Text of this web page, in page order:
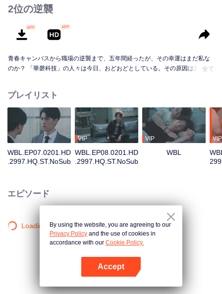
2位の逆襲
青春キャンパスから職場の逆襲まで、五年間経ったが、その幸運はまだ私な
のか？ 「華磬科技」の人々は今日、おどおどとしている。その原因は買収さ
きない。さらに整合に派遣されている担当者は人を殺してもまばたきもしな
いような冷酷な人だと聞いて、もっと心配することになる。 シュウ・ショイ
ツは怒り目で、気楽ようなコウ・シトクに睨んでいて、五年の間に、二人の
男の子が男に成長した。シュウ・ショイツは若い時の軽はずみの感情を十分
に認識できて、负けず嫌いな彼は気がないなら、別れると決めた。五年後、
る。良心がなく悪意に捨てられて、いつもの第二位は逆襲を決定して、学業
で勝てないかもしれないが、仕事上では、彼に買収側の誇りというものを教
全て
プレイリスト
WBL.EP07.0201.HD
.2997.HQ.ST.NoSub
VIP
WBL.EP08.0201.HD
.2997.HQ.ST.NoSub
VIP
WBL
VIP
エピソード
Loading…By using the website, you are agreeing to our
Privacy Policy and the use of cookies in
accordance with our Cookie Policy.
Accept